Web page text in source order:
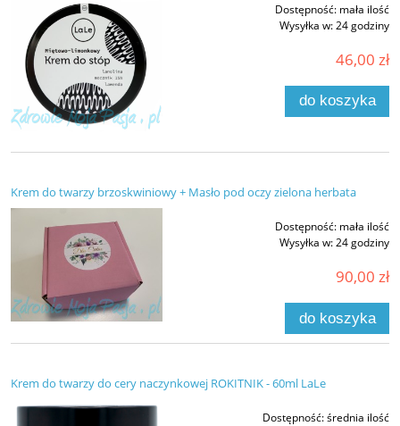
Dostępność: mała ilość
Wysyłka w:24 godziny
46,00 zł
do koszyka
Krem do twarzy brzoskwiniowy + Masło pod oczy zielona herbata
Dostępność: mała ilość
Wysyłka w:24 godziny
90,00 zł
do koszyka
Krem do twarzy do cery naczynkowej ROKITNIK - 60ml LaLe
Dostępność:średnia ilość